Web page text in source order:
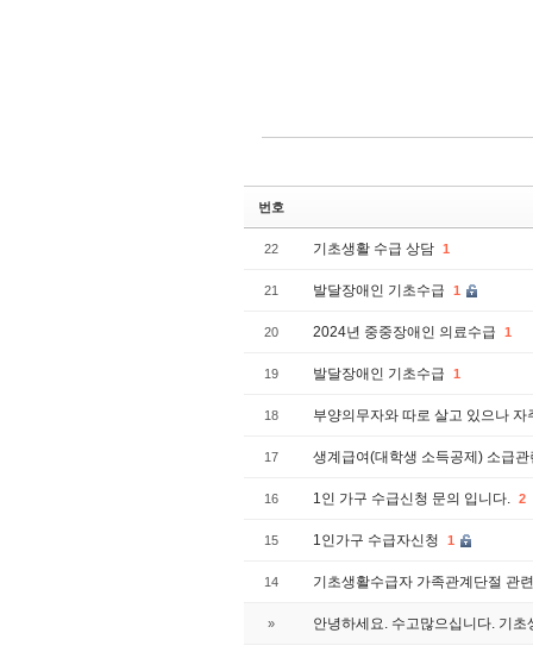
번호
22 기초생활 수급 상담 1
21 발달장애인 기초수급 1
20 2024년 중중장애인 의료수급 1
19 발달장애인 기초수급 1
18 부양의무자와 따로 살고 있으나
17 생계급여(대학생 소득공제) 소급
16 1인 가구 수급신청 문의 입니다. 2
15 1인가구 수급자신청 1
14 기초생활수급자 가족관계단절 관
» 안녕하세요. 수고많으십니다. 기